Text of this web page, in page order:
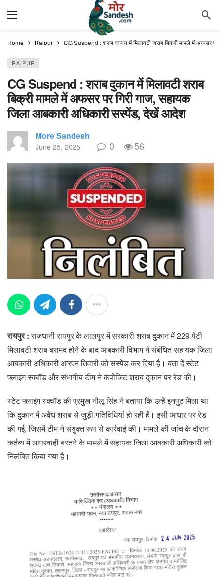
Home Raipur CG Suspend : शराब दुकान में मिलावटी शरा​ब बिक्री मामले में अफसर
RAIPUR
CG Suspend : शराब दुकान में मिलावटी शरा​ब
बिक्री मामले में अफसर पर गिरी गाज, सहायक
जिला आबकारी अधिकारी सस्पेंड, देखें आदेश
More Sandesh
June 25, 2025 0 56
रायपुर :राजधानी रायपुर के लालपुर में सरकारी शराब दुकान में 229 पेटी
मिलावटी शराब बरामद होने के बाद आबकारी​ विभाग ने संबंधित सहायक जिला
आबकारी अधिकारी आरएन तिवारी को सस्पेंड कर दिया है। बता दें स्टेट
फ्लाइंग स्क्वॉड और संभागीय टीम ने कंपोजिट शराब दुकान पर रेड की।
स्टेट फ्लाइंग स्क्वॉड की प्रमुख नीलू सिंह ने बताया कि उन्हें इनपुट मिला था
कि दुकान में अवैध शराब से जुड़ी गतिविधियां हो रही हैं। इसी आधार पर रेड
की गई, जिसमें टीम ने संयुक्त रूप से कार्रवाई की। मामले की जांच के दौरान
कर्तव्य में लापरवाही बरतने के मामले में सहायक जिला आबकारी अधिकारी को
निलंबित किया गया है।